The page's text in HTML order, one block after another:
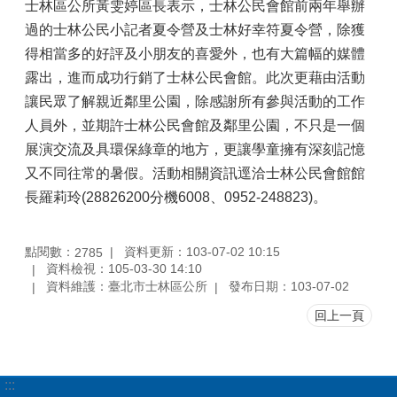
士林區公所黃雯婷區長表示，士林公民會館前兩年舉辦
過的士林公民小記者夏令營及士林好幸符夏令營，除獲
得相當多的好評及小朋友的喜愛外，也有大篇幅的媒體
露出，進而成功行銷了士林公民會館。此次更藉由活動
讓民眾了解親近鄰里公園，除感謝所有參與活動的工作
人員外，並期許士林公民會館及鄰里公園，不只是一個
展演交流及具環保綠章的地方，更讓學童擁有深刻記憶
又不同往常的暑假。活動相關資訊逕洽士林公民會館館
長羅莉玲(28826200分機6008、0952-248823)。
點閱數： 2785
資料更新：103-07-02 10:15
資料檢視：105-03-30 14:10
資料維護：臺北市士林區公所
發布日期：103-07-02
回上一頁
:::